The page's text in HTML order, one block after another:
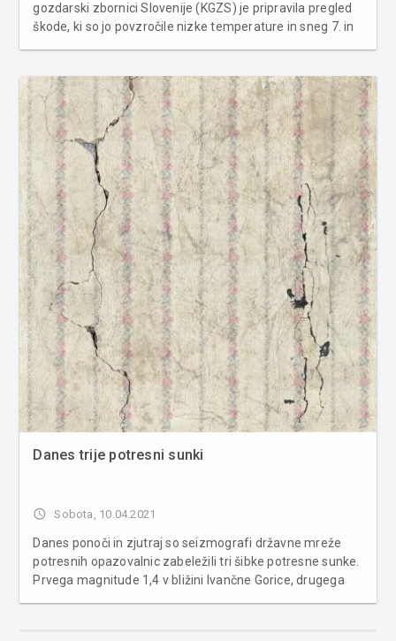
gozdarski zbornici Slovenije (KGZS) je pripravila pregled
škode, ki so jo povzročile nizke temperature in sneg 7. in
Slov...
Danes trije potresni sunki
access_time Sobota, 10.04.2021
Danes ponoči in zjutraj so seizmografi državne mreže
potresnih opazovalnic zabeležili tri šibke potresne sunke.
Prvega magnitude 1,4 v bližini Ivančne Gorice, drugega